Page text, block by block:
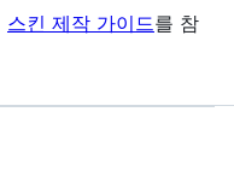
스킨 제작 가이드를 참